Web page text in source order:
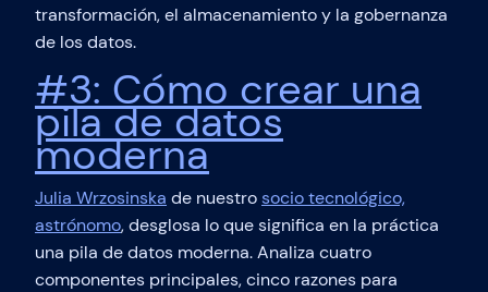
transformación, el almacenamiento y la gobernanza
de los datos.
#3: Cómo crear una
pila de datos
moderna
Julia Wrzosinska de nuestrosocio tecnológico,
astrónomo, desglosa lo que significa en la práctica
una pila de datos moderna. Analiza cuatro
componentes principales, cinco razones para